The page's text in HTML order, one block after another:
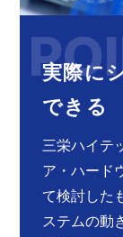
実際に
できる
三栄ハイテ
ア・ハード
て検討した
ステムの動